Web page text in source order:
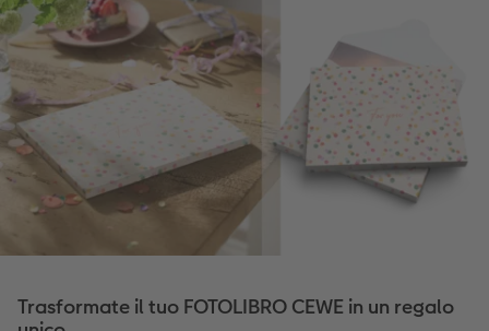
Trasformate il tuo FOTOLIBRO CEWE in un regalo